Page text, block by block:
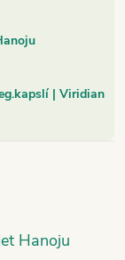
| Viridian
Hanoju